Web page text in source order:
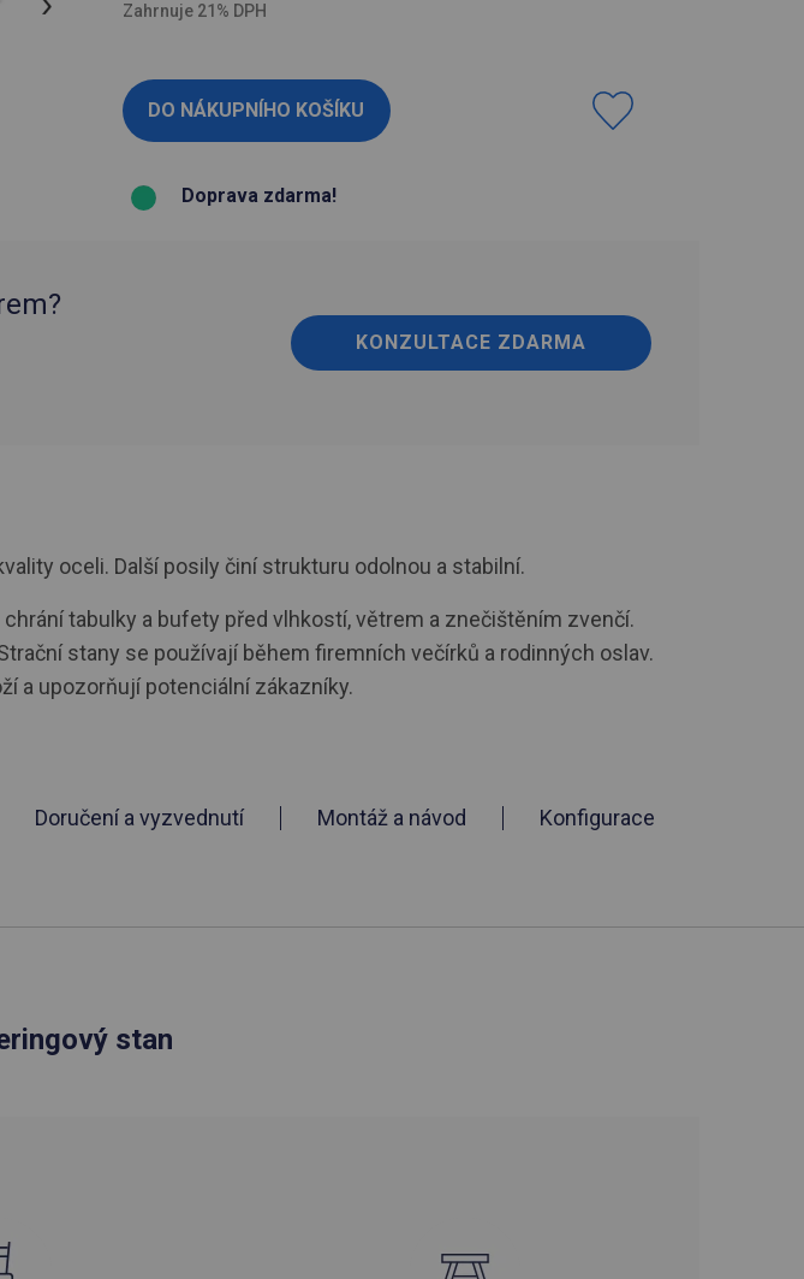
Zahrnuje 21% DPH
Doprava zdarma!
KONZULTACE ZDARMA
oceli. Další posily činí strukturu odolnou a stabilní.
tabulky a bufety před vlhkostí, větrem a znečištěním zvenčí.
stany se používají během firemních večírků a rodinných oslav.
a upozorňují potenciální zákazníky.
Doručení a vyzvednutí Montáž a návod Konfigurace
stan